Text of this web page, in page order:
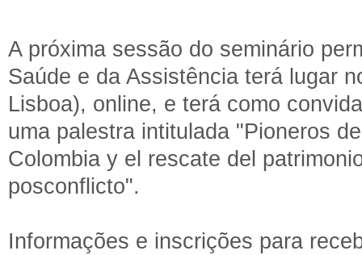
A próxima sessão do seminário
Saúde e da Assistência terá lugar
Lisboa), online, e terá como
uma palestra intitulada "Pioneros
Colombia y el rescate del
posconflicto".
Informações e inscrições para